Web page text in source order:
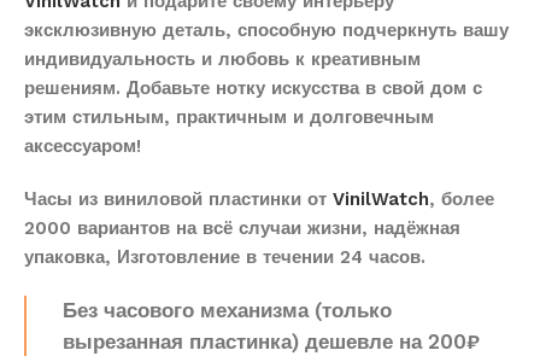
эксклюзивную деталь, способную подчеркнуть вашу
индивидуальность и любовь к креативным
решениям. Добавьте нотку искусства в свой дом с
этим стильным, практичным и долговечным
аксессуаром!
Часы из виниловой пластинки от VinilWatch, более
2000 вариантов на всё случаи жизни, надёжная
упаковка, Изготовление в течении 24 часов.
Без часового механизма (только
вырезанная пластинка) дешевле на 200₽